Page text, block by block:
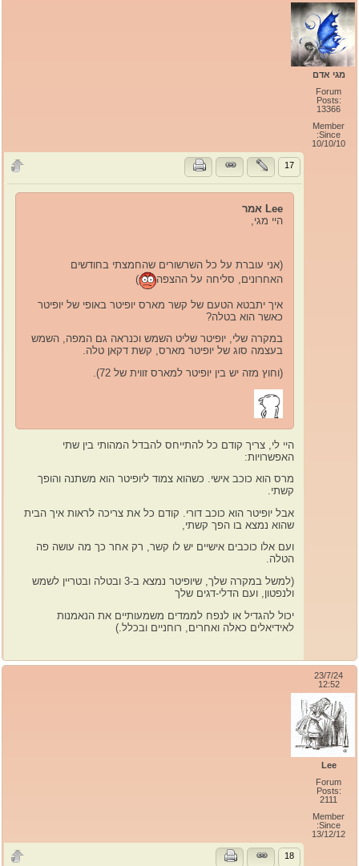
מגי אדם
Forum
Posts:
13366
Member
Since:
10/10/10
17
Lee אמר
היי מגי,
(אני עוברת על כל השרשורים שהחמצתי בחודשים
האחרונים, סליחה על ההצפה
)
איך יתבטא הטעם של קשר מארס יופיטר באופי של יופיטר
כאשר הוא בטלה?
במקרה שלי, יופיטר שליט השמש וכנראה גם המפה, השמש
בעצמה סוג של יופיטר מארס, קשת דקאן טלה.
(וחוץ מזה יש בין יופיטר למארס זווית של 72).
היי לי, צריך קודם כל להתייחס להבדל המהותי בין שתי
האפשרויות:
מרס הוא כוכב אישי. כשהוא צמוד ליופיטר הוא משתנה והופך
קשתי.
אבל יופיטר הוא כוכב דורי. קודם כל את צריכה לראות איך הבית
שהוא נמצא בו הפך קשתי,
ועם אלו כוכבים אישיים יש לו קשר, רק אחר כך מה עושה פה
הטלה.
(למשל במקרה שלך, שיופיטר נמצא ב-3 ובטלה ובטריין לשמש
ולנפטון, ועם הדלי-דגים שלך
יכול להגדיל או לנפח לממדים משמעותיים את הנאמנות
לאידיאלים כאלה ואחרים, רוחניים ובכלל.)
23/7/24
12:52
Lee
Forum
Posts:
2111
Member
Since:
13/12/12
18